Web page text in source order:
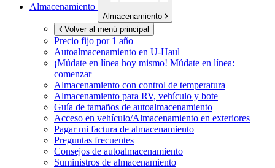
Almacenamiento
Almacenamiento
Volver al menú principal
Precio fijo por 1 año
Autoalmacenamiento en U-Haul
¡Múdate en línea hoy mismo! Múdate en línea:
comenzar
Almacenamiento con control de temperatura
Almacenamiento para RV, vehículo y bote
Guía de tamaños de autoalmacenamiento
Acceso en vehículo/Almacenamiento en exteriores
Pagar mi factura de almacenamiento
Preguntas frecuentes
Consejos de autoalmacenamiento
Suministros de almacenamiento